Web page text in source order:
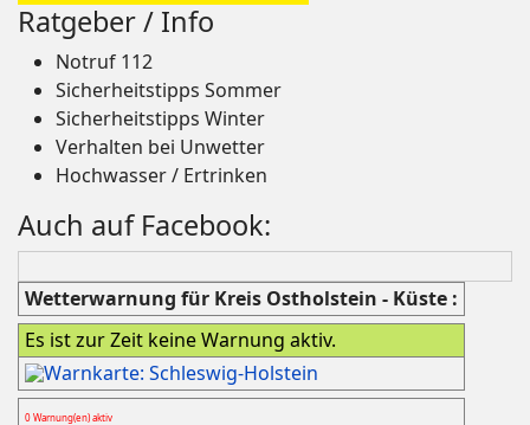
Ratgeber / Info
Notruf 112
Sicherheitstipps Sommer
Sicherheitstipps Winter
Verhalten bei Unwetter
Hochwasser / Ertrinken
Auch auf Facebook:
Wetterwarnung für Kreis Ostholstein - Küste :
Es ist zur Zeit keine Warnung aktiv.
0 Warnung(en) aktiv